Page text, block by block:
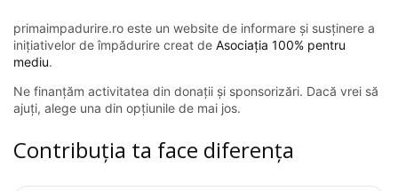
primaimpadurire.ro este un website de informare și susținere a
inițiativelor de împădurire creat de Asociația 100% pentru
mediu.
Ne finanțăm activitatea din donații și sponsorizări. Dacă vrei să
ajuți, alege una din opțiunile de mai jos.
Contribuția ta face diferența